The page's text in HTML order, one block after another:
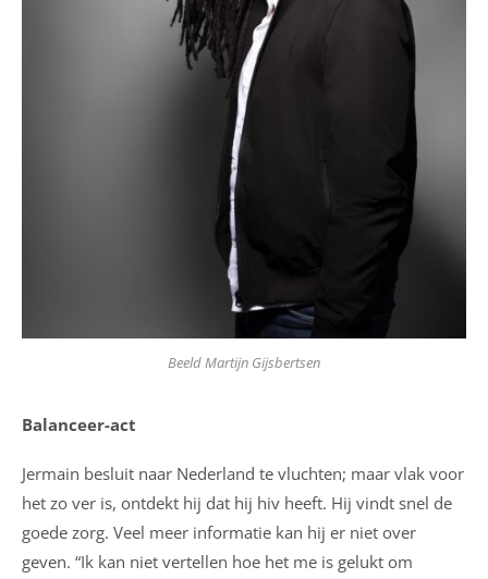
Beeld Martijn Gijsbertsen
Balanceer-act
Jermain besluit naar Nederland te vluchten; maar vlak voor
het zo ver is, ontdekt hij dat hij hiv heeft. Hij vindt snel de
goede zorg. Veel meer informatie kan hij er niet over
geven. “Ik kan niet vertellen hoe het me is gelukt om